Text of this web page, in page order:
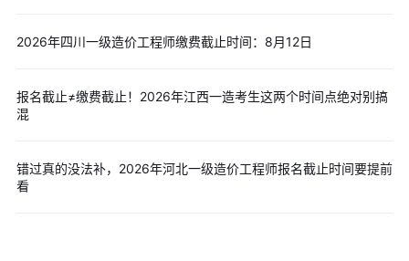
>>2026年一级造价工程师重点考点清单(四科汇总)
即将公布的介绍，如有更新后的一级造价师考试信息，我们会及时
整理发布，请持续关注本站！
2026年四川一级造价工程师缴费截止时间：8月12日
报名截止≠缴费截止！2026年江西一造考生这两个时间点绝对别搞
混
错过真的没法补，2026年河北一级造价工程师报名截止时间要提前
看